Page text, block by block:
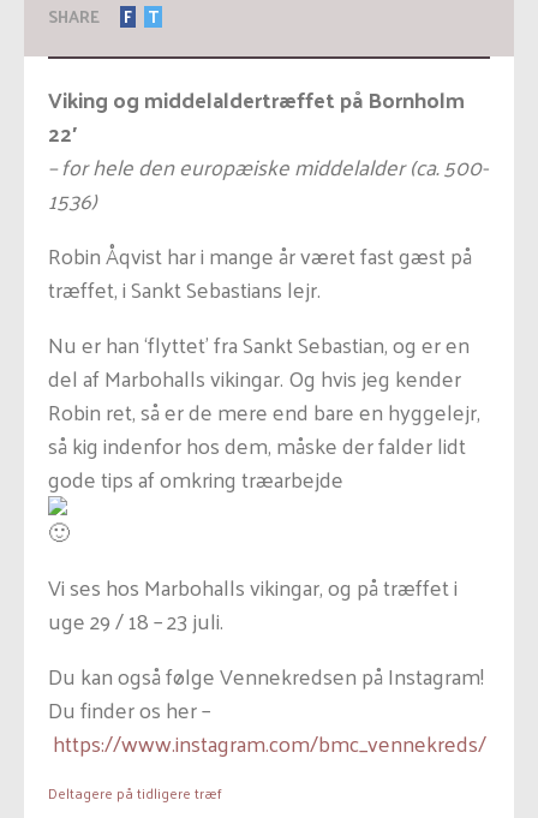
SHARE F T
Viking og middelaldertræffet på Bornholm
22′
– for hele den europæiske middelalder (ca. 500-
1536)
Robin Åqvist har i mange år været fast gæst på
træffet, i Sankt Sebastians lejr.
Nu er han ‘flyttet’ fra Sankt Sebastian, og er en
del af Marbohalls vikingar. Og hvis jeg kender
Robin ret, så er de mere end bare en hyggelejr,
så kig indenfor hos dem, måske der falder lidt
gode tips af omkring træarbejde
Vi ses hos Marbohalls vikingar, og på træffet i
uge 29 / 18 – 23 juli.
Du kan også følge Vennekredsen på Instagram!
Du finder os her –
https://www.instagram.com/bmc_vennekreds/
Deltagere på tidligere træf